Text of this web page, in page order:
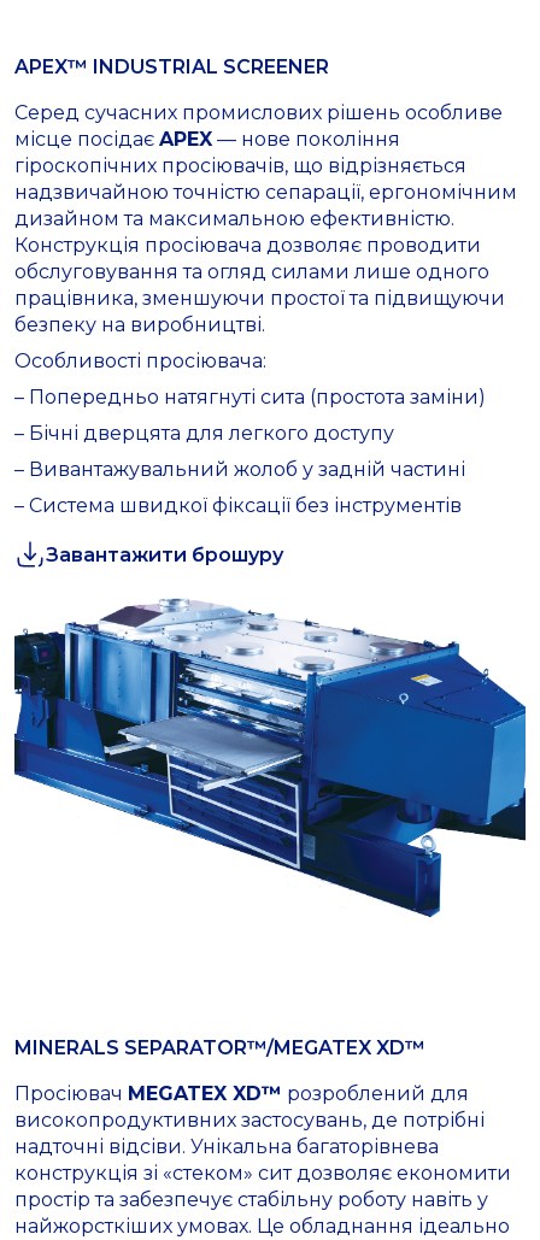
APEX™ INDUSTRIAL SCREENER
Серед сучасних промислових рішень особливе
місце посідає APEX — нове покоління
гіроскопічних просіювачів, що відрізняється
надзвичайною точністю сепарації, ергономічним
дизайном та максимальною ефективністю.
Конструкція просіювача дозволяє проводити
обслуговування та огляд силами лише одного
працівника, зменшуючи простої та підвищуючи
безпеку на виробництві.
Особливості просіювача:
– Попередньо натягнуті сита (простота заміни)
– Бічні дверцята для легкого доступу
– Вивантажувальний жолоб у задній частині
– Система швидкої фіксації без інструментів
Завантажити брошуру
MINERALS SEPARATOR™/MEGATEX XD™
Просіювач MEGATEX XD™ розроблений для
високопродуктивних застосувань, де потрібні
надточні відсіви. Унікальна багаторівнева
конструкція зі «стеком» сит дозволяє економити
простір та забезпечує стабільну роботу навіть у
найжорсткіших умовах. Це обладнання ідеально